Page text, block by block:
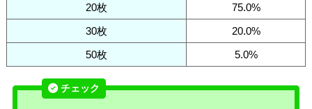
20枚
75.0%
30枚
20.0%
50枚
5.0%